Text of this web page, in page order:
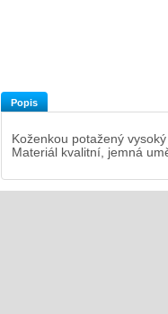
Popis
Koženkou potažený
Materiál kvalitní, jemná